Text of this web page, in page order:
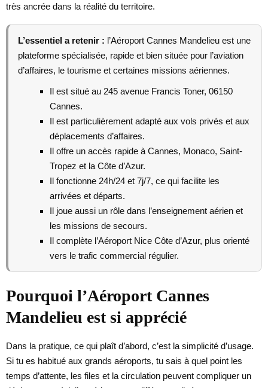
très ancrée dans la réalité du territoire.
L’essentiel a retenir : l’Aéroport Cannes Mandelieu est une
plateforme spécialisée, rapide et bien située pour l’aviation
d’affaires, le tourisme et certaines missions aériennes.
Il est situé au 245 avenue Francis Toner, 06150
Cannes.
Il est particulièrement adapté aux vols privés et aux
déplacements d’affaires.
Il offre un accès rapide à Cannes, Monaco, Saint-
Tropez et la Côte d’Azur.
Il fonctionne 24h/24 et 7j/7, ce qui facilite les
arrivées et départs.
Il joue aussi un rôle dans l’enseignement aérien et
les missions de secours.
Il complète l’Aéroport Nice Côte d’Azur, plus orienté
vers le trafic commercial régulier.
Pourquoi l’Aéroport Cannes
Mandelieu est si apprécié
Dans la pratique, ce qui plaît d’abord, c’est la simplicité d’usage.
Si tu es habitué aux grands aéroports, tu sais à quel point les
temps d’attente, les files et la circulation peuvent compliquer un